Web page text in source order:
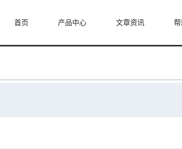
首页 产品中心 文章资讯